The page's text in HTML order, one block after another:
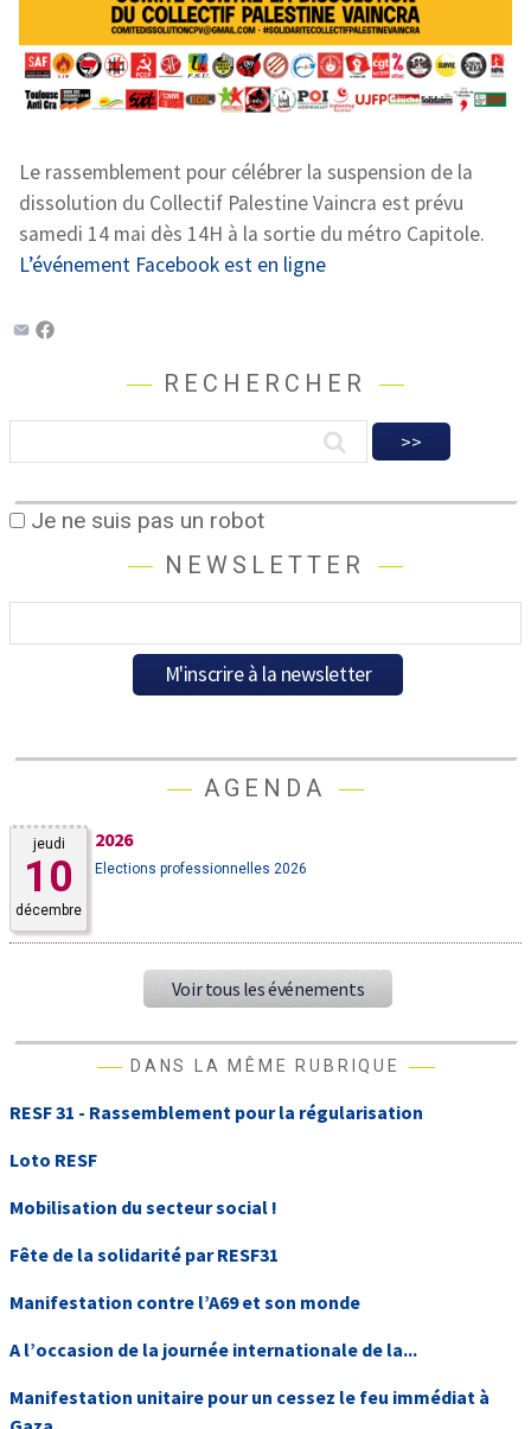
Le rassemblement pour célébrer la suspension de la
dissolution du Collectif Palestine Vaincra est prévu
samedi 14 mai dès 14H à la sortie du métro Capitole.
L’événement Facebook est en ligne
RECHERCHER
Je ne suis pas un robot
NEWSLETTER
AGENDA
jeudi
10
décembre
2026
Elections professionnelles 2026
Voir tous les événements
DANS LA MÊME RUBRIQUE
RESF 31 - Rassemblement pour la régularisation
Loto RESF
Mobilisation du secteur social !
Fête de la solidarité par RESF31
Manifestation contre l’A69 et son monde
A l’occasion de la journée internationale de la...
Manifestation unitaire pour un cessez le feu immédiat à